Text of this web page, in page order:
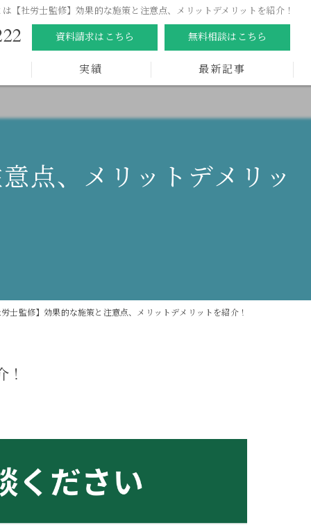
【社労士監修】効果的な施策と注意点、メリットデメリットを紹介！
資料請求はこちら 無料相談はこちら
実績 最新記事
点、メリットデメリッ
士監修】効果的な施策と注意点、メリットデメリットを紹介！